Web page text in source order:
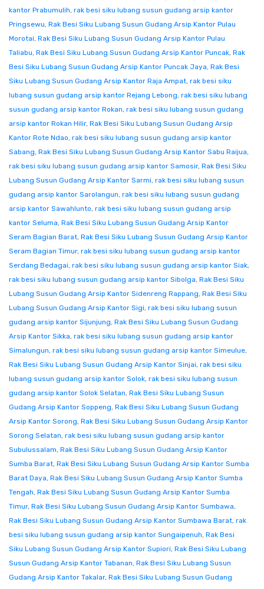
kantor Prabumulih, rak besi siku lubang susun gudang arsip kantor
Pringsewu, Rak Besi Siku Lubang Susun Gudang Arsip Kantor Pulau
Morotai, Rak Besi Siku Lubang Susun Gudang Arsip Kantor Pulau
Taliabu, Rak Besi Siku Lubang Susun Gudang Arsip Kantor Puncak, Rak
Besi Siku Lubang Susun Gudang Arsip Kantor Puncak Jaya, Rak Besi
Siku Lubang Susun Gudang Arsip Kantor Raja Ampat, rak besi siku
lubang susun gudang arsip kantor Rejang Lebong, rak besi siku lubang
susun gudang arsip kantor Rokan, rak besi siku lubang susun gudang
arsip kantor Rokan Hilir, Rak Besi Siku Lubang Susun Gudang Arsip
Kantor Rote Ndao, rak besi siku lubang susun gudang arsip kantor
Sabang, Rak Besi Siku Lubang Susun Gudang Arsip Kantor Sabu Raijua,
rak besi siku lubang susun gudang arsip kantor Samosir, Rak Besi Siku
Lubang Susun Gudang Arsip Kantor Sarmi, rak besi siku lubang susun
gudang arsip kantor Sarolangun, rak besi siku lubang susun gudang
arsip kantor Sawahlunto, rak besi siku lubang susun gudang arsip
kantor Seluma, Rak Besi Siku Lubang Susun Gudang Arsip Kantor
Seram Bagian Barat, Rak Besi Siku Lubang Susun Gudang Arsip Kantor
Seram Bagian Timur, rak besi siku lubang susun gudang arsip kantor
Serdang Bedagai, rak besi siku lubang susun gudang arsip kantor Siak,
rak besi siku lubang susun gudang arsip kantor Sibolga, Rak Besi Siku
Lubang Susun Gudang Arsip Kantor Sidenreng Rappang, Rak Besi Siku
Lubang Susun Gudang Arsip Kantor Sigi, rak besi siku lubang susun
gudang arsip kantor Sijunjung, Rak Besi Siku Lubang Susun Gudang
Arsip Kantor Sikka, rak besi siku lubang susun gudang arsip kantor
Simalungun, rak besi siku lubang susun gudang arsip kantor Simeulue,
Rak Besi Siku Lubang Susun Gudang Arsip Kantor Sinjai, rak besi siku
lubang susun gudang arsip kantor Solok, rak besi siku lubang susun
gudang arsip kantor Solok Selatan, Rak Besi Siku Lubang Susun
Gudang Arsip Kantor Soppeng, Rak Besi Siku Lubang Susun Gudang
Arsip Kantor Sorong, Rak Besi Siku Lubang Susun Gudang Arsip Kantor
Sorong Selatan, rak besi siku lubang susun gudang arsip kantor
Subulussalam, Rak Besi Siku Lubang Susun Gudang Arsip Kantor
Sumba Barat, Rak Besi Siku Lubang Susun Gudang Arsip Kantor Sumba
Barat Daya, Rak Besi Siku Lubang Susun Gudang Arsip Kantor Sumba
Tengah, Rak Besi Siku Lubang Susun Gudang Arsip Kantor Sumba
Timur, Rak Besi Siku Lubang Susun Gudang Arsip Kantor Sumbawa,
Rak Besi Siku Lubang Susun Gudang Arsip Kantor Sumbawa Barat, rak
besi siku lubang susun gudang arsip kantor Sungaipenuh, Rak Besi
Siku Lubang Susun Gudang Arsip Kantor Supiori, Rak Besi Siku Lubang
Susun Gudang Arsip Kantor Tabanan, Rak Besi Siku Lubang Susun
Gudang Arsip Kantor Takalar, Rak Besi Siku Lubang Susun Gudang